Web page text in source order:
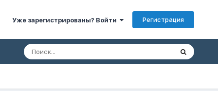
Уже зарегистрированы? Войти Регистрация